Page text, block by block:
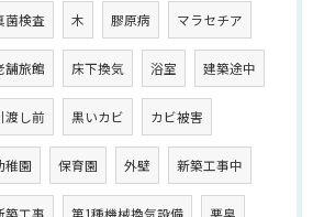
菌検査 木 膠原病 マラセチア
舗旅館 床下換気 浴室 建築途中
渡し前 黒いカビ カビ被害
稚園 保育園 外壁 新築工事中